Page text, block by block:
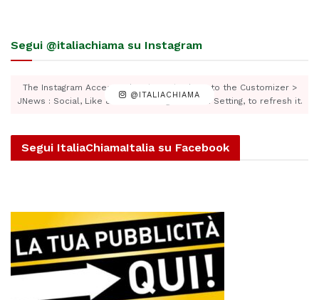
Segui @italiachiama su Instagram
@ITALIACHIAMA
The Instagram Access Token is expired, Go to the Customizer >
JNews : Social, Like & View > Instagram Feed Setting, to refresh it.
Segui ItaliaChiamaItalia su Facebook